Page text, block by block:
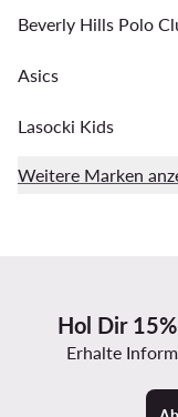
Beverly Hills Polo
Asics
Lasocki Kids
Weitere Marken
Hol Dir
Erhalte